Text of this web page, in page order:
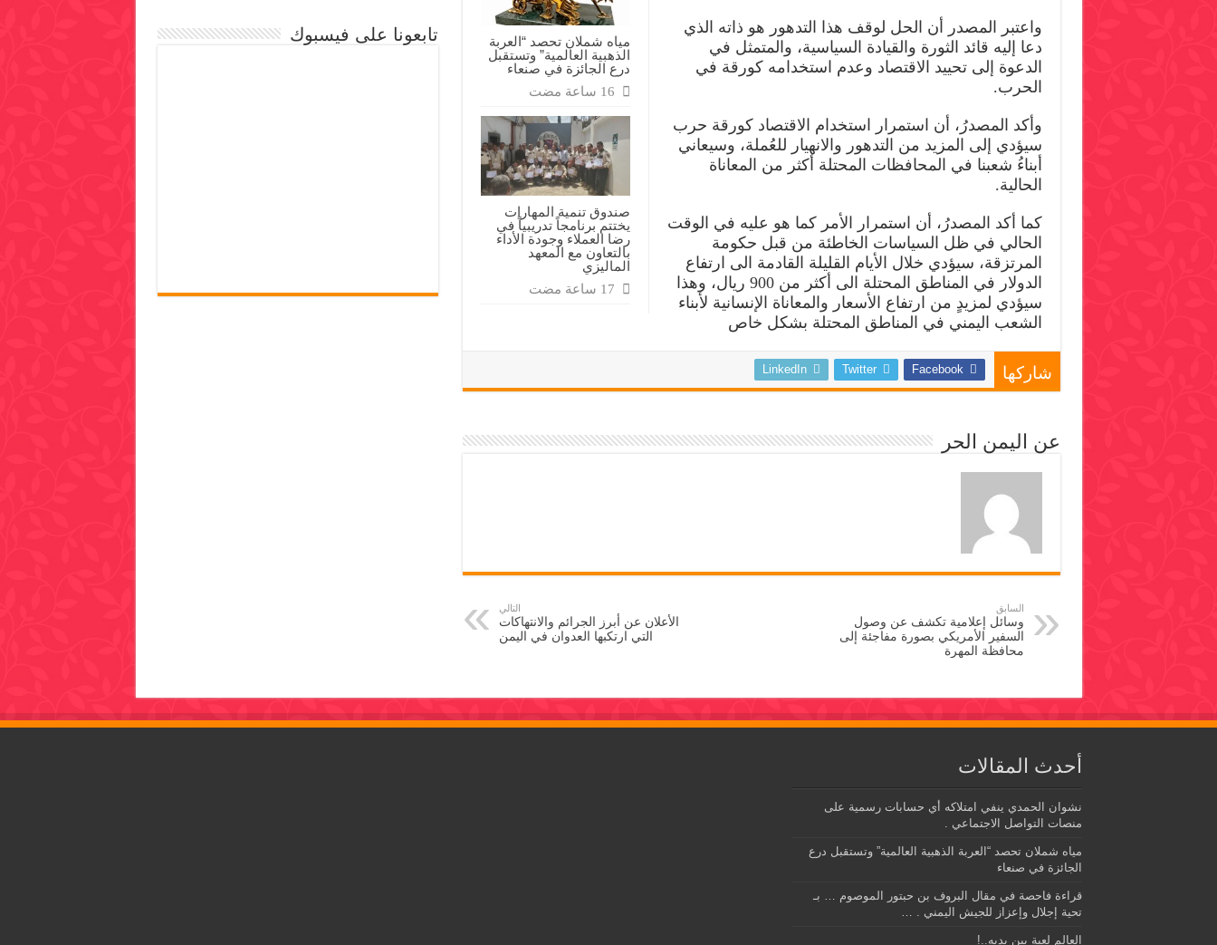
مياه شملان تحصد “العربة
الذهبية العالمية” وتستقبل
درع الجائزة في صنعاء
صندوق تنمية المهارات
يختتم برنامجاً تدريبياً في
رضا العملاء وجودة الأداء
بالتعاون مع المعهد
الماليزي
واعتبر المصدر أن الحل لوقف هذا التدهور هو ذاته الذي
دعا إليه قائد الثورة والقيادة السياسية، والمتمثل في
الدعوة إلى تحييد الاقتصاد وعدم استخدامه كورقة في
الحرب.
وأكد المصدرُ، أن استمرار استخدام الاقتصاد كورقة حرب
سيؤدي إلى المزيد من التدهور والانهيار للعُملة، وسيعاني
أبناءُ شعبنا في المحافظات المحتلة أكثر من المعاناة
الحالية.
كما أكد المصدرُ، أن استمرار الأمر كما هو عليه في الوقت
الحالي في ظل السياسات الخاطئة من قبل حكومة
المرتزقة، سيؤدي خلال الأيام القليلة القادمة الى ارتفاع
الدولار في المناطق المحتلة الى أكثر من 900 ريال، وهذا
سيؤدي لمزيدٍ من ارتفاع الأسعار والمعاناة الإنسانية لأبناء
الشعب اليمني في المناطق المحتلة بشكل خاص
شاركها Facebook
Twitter
LinkedIn
عن اليمن الحر
السابق
وسائل إعلامية تكشف عن وصول
السفير الأمريكي بصورة مفاجئة إلى
محافظة المهرة
التالي
الأعلان عن أبرز الجرائم والانتهاكات
التي ارتكبها العدوان في اليمن
تابعونا على فيسبوك
أحدث المقالات
نشوان الحمدي ينفي امتلاكه أي حسابات رسمية على
منصات التواصل الاجتماعي .
مياه شملان تحصد “العربة الذهبية العالمية” وتستقبل درع
الجائزة في صنعاء
قراءة فاحصة في مقال البروف بن حبتور الموصوم … بـ
تحية إجلال وإعزاز للجيش اليمني . …
العالم لعبة بين يديه..!